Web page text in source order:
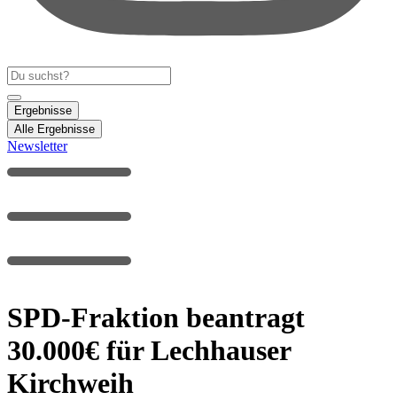
Search
...
Ergebnisse
Alle Ergebnisse
Newsletter
SPD-Fraktion beantragt
30.000€ für Lechhauser
Kirchweih